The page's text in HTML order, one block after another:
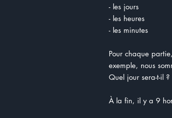
- les jours
- les heures
- les minutes
Pour chaque
exemple, nous
Quel jour sera-t-il ?
À la fin, il y a 9